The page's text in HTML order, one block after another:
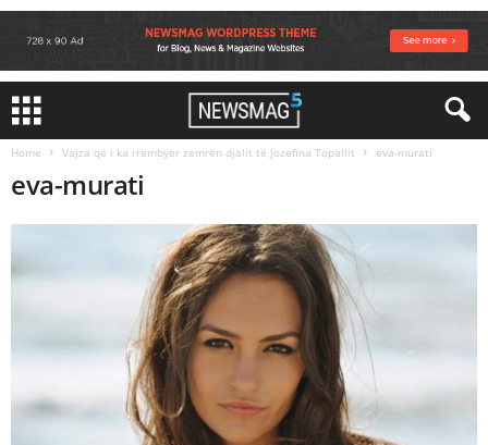
Home Vajza që i ka rrëmbyer zemrën djalit të Jozefina Topallit eva-murati
eva-murati